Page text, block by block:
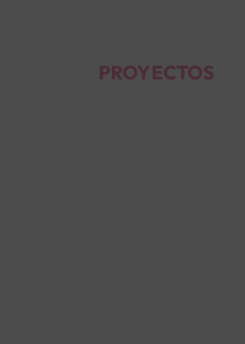
PROYECTOS